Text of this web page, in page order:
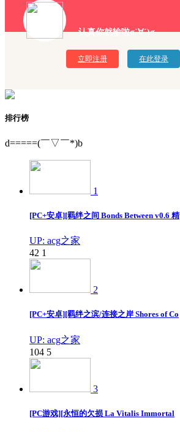
认真你就输啦σ`∀´)σ
立即注册 在此登录
排行榜
d=====(￣▽￣*)b
1
[PC+安卓][羁绊之间 Bonds Between v0.6 精
UP: acg之家
42 1
2
[PC+安卓][羁绊之滨/连接之岸 Shores of Co
UP: acg之家
104 5
3
[PC游戏][永恒的欠损 La Vitalis Immortal